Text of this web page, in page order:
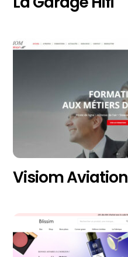
Visiom Aviation